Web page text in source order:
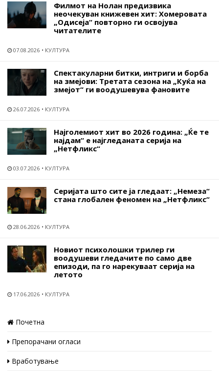
Филмот на Нолан предизвика
неочекуван книжевен хит: Хомеровата
„Одисеја“ повторно ги освојува
читателите
07.08.2026 КУЛТУРА
Спектакуларни битки, интриги и борба
на змејови: Третата сезона на „Куќа на
змејот“ ги воодушевува фановите
26.07.2026 КУЛТУРА
Најголемиот хит во 2026 година: „Ќе те
најдам“ е најгледаната серија на
„Нетфликс“
03.07.2026 КУЛТУРА
Серијата што сите ја гледаат: „Немеза“
стана глобален феномен на „Нетфликс“
28.06.2026 КУЛТУРА
Новиот психолошки трилер ги
воодушеви гледачите по само две
епизоди, па го нарекуваат серија на
летото
17.06.2026 КУЛТУРА
Почетна
Препорачани огласи
Вработување